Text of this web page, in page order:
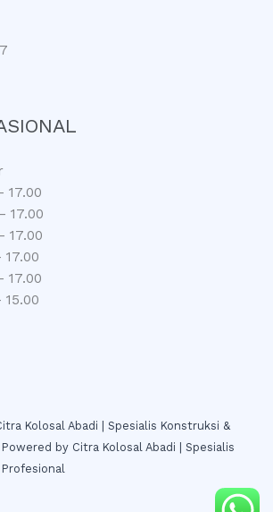
17.00
17.00
17.00
17.00
Kolosal Abadi | Spesialis Konstruksi &
by Citra Kolosal Abadi | Spesialis